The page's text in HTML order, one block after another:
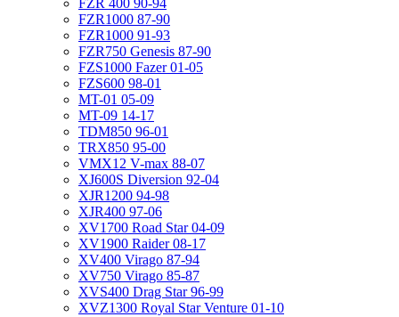
FZR 400 90-94
FZR1000 87-90
FZR1000 91-93
FZR750 Genesis 87-90
FZS1000 Fazer 01-05
FZS600 98-01
MT-01 05-09
MT-09 14-17
TDM850 96-01
TRX850 95-00
VMX12 V-max 88-07
XJ600S Diversion 92-04
XJR1200 94-98
XJR400 97-06
XV1700 Road Star 04-09
XV1900 Raider 08-17
XV400 Virago 87-94
XV750 Virago 85-87
XVS400 Drag Star 96-99
XVZ1300 Royal Star Venture 01-10